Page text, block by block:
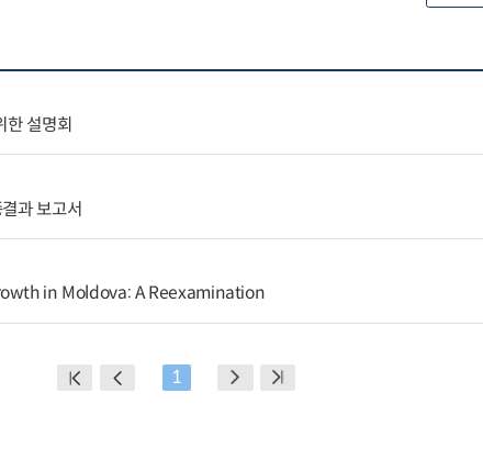
한 설명회
과 보고서
in Moldova: A Reexamination
1